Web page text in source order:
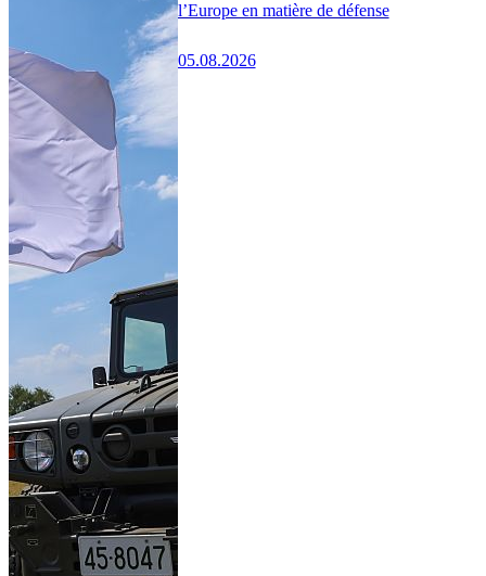
l’Europe en matière de défense
05.08.2026